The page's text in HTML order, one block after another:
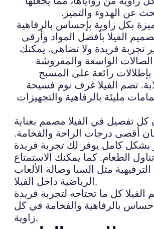
عن الهدوء والتميز.
بكل زاوية بإحساس بالرفاهية
الفيلا بأفضل المواد وأرقى
تجربة فريدة ولا تضاهى. يمكنك
الواسعة والمفروشة
بإطلالات رائعة على المسبح
تضم الفيلا غرف نوم فسيحة
مليئة بالرفاهية والتجهيزات
تفصيل في الفيلا مصمم بعناية
أقصى درجات الراحة والفخامة.
كامل يوفر لك تجربة فريدة
الطعام. كما يمكنك الاستمتاع
مثل السبا وصالة الألعاب
الرياضية داخل الفيلا.
الفيلا كل ما تحتاجه لتجربة فريدة
بالرفاهية والفخامة في كل
زاوية.